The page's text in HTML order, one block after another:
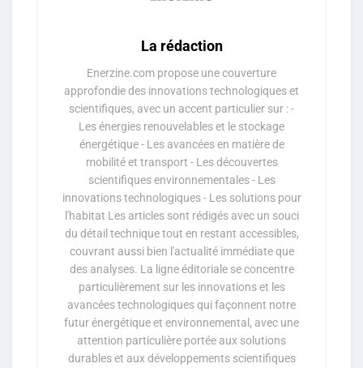
La rédaction
Enerzine.com propose une couverture
approfondie des innovations technologiques et
scientifiques, avec un accent particulier sur : -
Les énergies renouvelables et le stockage
énergétique - Les avancées en matière de
mobilité et transport - Les découvertes
scientifiques environnementales - Les
innovations technologiques - Les solutions pour
l'habitat Les articles sont rédigés avec un souci
du détail technique tout en restant accessibles,
couvrant aussi bien l'actualité immédiate que
des analyses. La ligne éditoriale se concentre
particulièrement sur les innovations et les
avancées technologiques qui façonnent notre
futur énergétique et environnemental, avec une
attention particulière portée aux solutions
durables et aux développements scientifiques